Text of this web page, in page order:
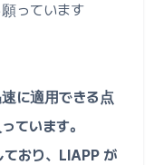
っています
に適用できる点
ています。
おり、LIAPP が